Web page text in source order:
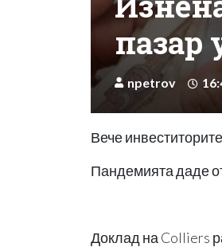
пазар
npetrov
Вече
Пандемията даде
Доклад на Colliers